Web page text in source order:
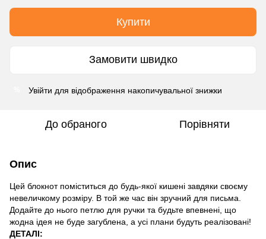
Купити
Замовити швидко
Увійти для відображення накопичувальної знижки
До обраного Порівняти
Опис
Цей блокнот поміститься до будь-якої кишені завдяки своєму
невеличкому розміру. В той же час він зручний для письма.
Додайте до нього петлю для ручки та будьте впевнені, що
жодна ідея не буде загублена, а усі плани будуть реалізовані!
ДЕТАЛІ: